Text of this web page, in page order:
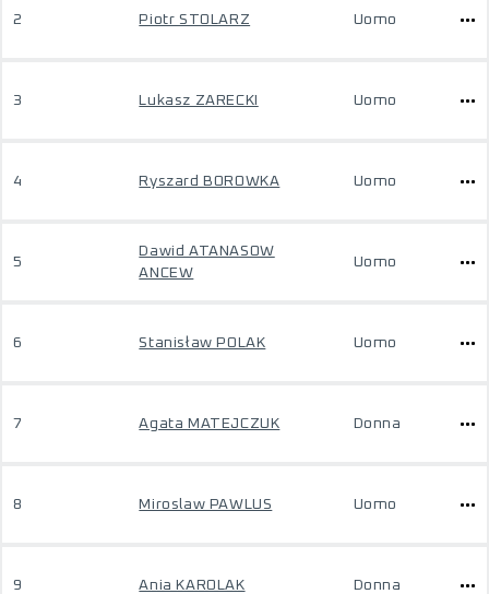
2 Piotr STOLARZ Uomo
3 Lukasz ZARECKI Uomo
4 Ryszard BOROWKA Uomo
5
Dawid ATANASOW
ANCEW
Uomo
6 Stanisław POLAK Uomo
7 Agata MATEJCZUK Donna
8 Miroslaw PAWLUS Uomo
9 Ania KAROLAK Donna